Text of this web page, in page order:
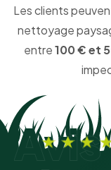
Les clients
nettoyage
entre100 € et
Avis